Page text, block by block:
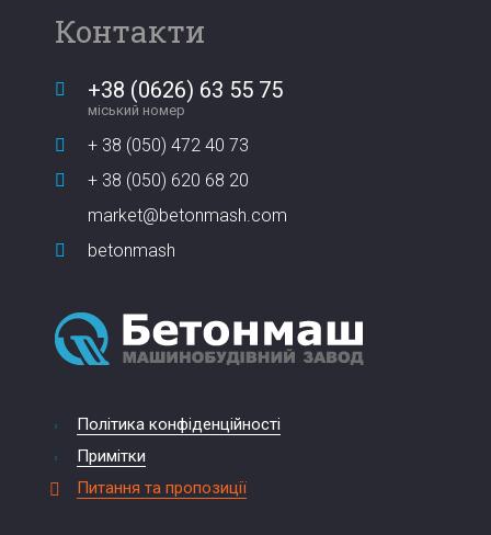
Політика конфіденційності
Примітки
Питання та пропозиції
Контакти
+38 (0626) 63 55 75
міський номер
+ 38 (050) 472 40 73
+ 38 (050) 620 68 20
market@betonmash.com
betonmash